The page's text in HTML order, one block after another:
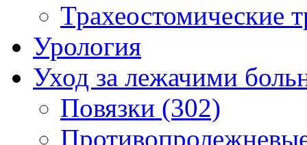
Трахеостомические
Урология
Уход за лежачими
Повязки (302)